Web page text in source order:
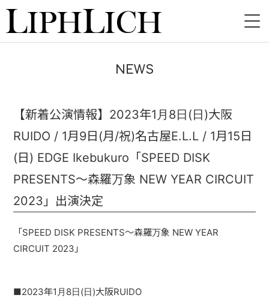
LIVE
INSTORE
BAND
VIDEO
BLOG
NEWS
【新着公演情報】2023年1月8日(日)大阪
RUIDO / 1月9日(月/祝)名古屋E.L.L / 1月15日
(日) EDGE Ikebukuro「SPEED DISK
PRESENTS～森羅万象 NEW YEAR CIRCUIT
2023」出演決定
「SPEED DISK PRESENTS～森羅万象 NEW YEAR
CIRCUIT 2023」
■2023年1月8日(日)大阪RUIDO